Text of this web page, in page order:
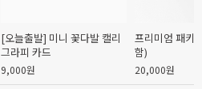
[오늘출발] 미니 꽃다발 캘리
그라피 카드
9,000원
프리미엄 패키지
함)
20,000원